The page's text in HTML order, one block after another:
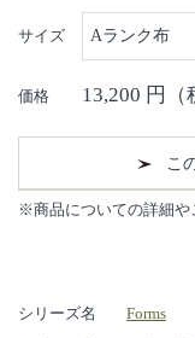
サイズ Aランク布
価格 13,200 円（
こ
※商品についての詳細や
シリーズ名
Forms